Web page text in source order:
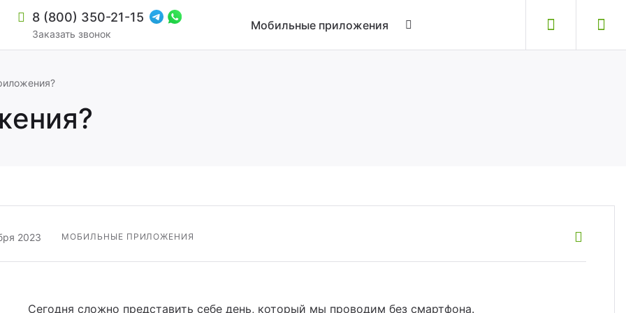
8 (800) 350-21-15
Заказать звонок
Мобильные приложения
и мультирегиональностью
2023 МОБИЛЬНЫЕ ПРИЛОЖЕНИЯ
Сегодня сложно представить себе день, который мы проводим без смартфона.